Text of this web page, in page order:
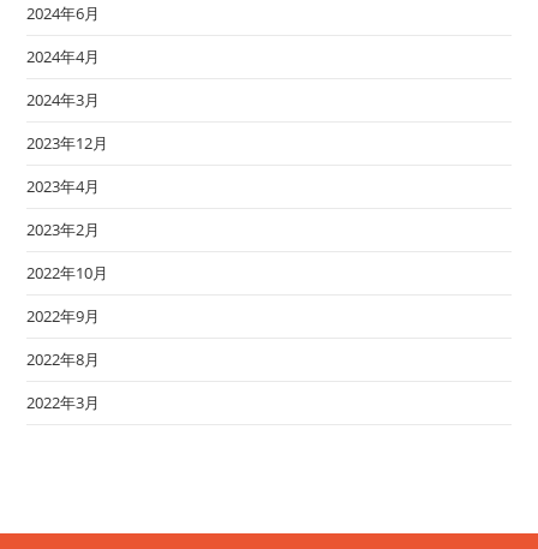
2024年6月
2024年4月
2024年3月
2023年12月
2023年4月
2023年2月
2022年10月
2022年9月
2022年8月
2022年3月